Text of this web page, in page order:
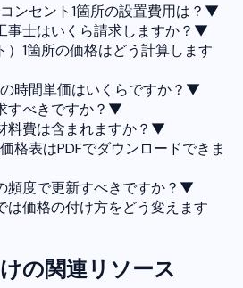
ンセント1箇所の設置費用は？ ▼
事士はいくら請求しますか？ ▼
1箇所の価格はどう計算します
時間単価はいくらですか？ ▼
すべきですか？ ▼
料費は含まれますか？ ▼
格表はPDFでダウンロードできま
頻度で更新すべきですか？ ▼
は価格の付け方をどう変えます
の関連リソース